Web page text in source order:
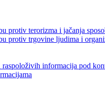
protiv terorizma i jačanja
protiv trgovine ljudima i
informacija pod